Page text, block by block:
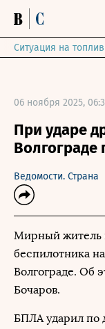
Ситуация на
06 ноября 2025,
При ударе
Ведомости. Страна
Мирный житель
беспилотника
Волгограде. Об
Бочаров.
БПЛА ударил по